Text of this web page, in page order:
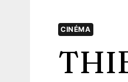
CINÉMA